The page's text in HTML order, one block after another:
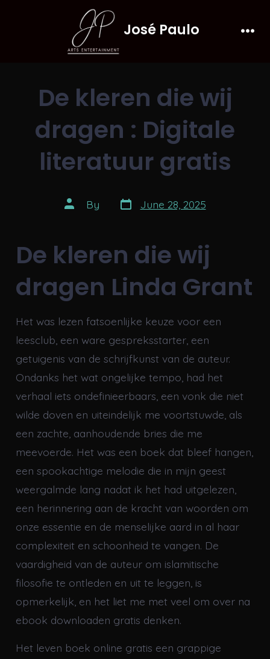
José Paulo
De kleren die wij
dragen : Digitale
literatuur gratis
Post
author
By Post
date
June 28, 2025
De kleren die wij
dragen Linda Grant
Het was lezen fatsoenlijke keuze voor een
leesclub, een ware gespreksstarter, een
getuigenis van de schrijfkunst van de auteur.
Ondanks het wat ongelijke tempo, had het
verhaal iets ondefinieerbaars, een vonk die niet
wilde doven en uiteindelijk me voortstuwde, als
een zachte, aanhoudende bries die me
meevoerde. Het was een boek dat bleef hangen,
een spookachtige melodie die in mijn geest
weergalmde lang nadat ik het had uitgelezen,
een herinnering aan de kracht van woorden om
onze essentie en de menselijke aard in al haar
complexiteit en schoonheid te vangen. De
vaardigheid van de auteur om islamitische
filosofie te ontleden en uit te leggen, is
opmerkelijk, en het liet me met veel om over na
ebook downloaden gratis denken.
Het leven boek online gratis een grappige